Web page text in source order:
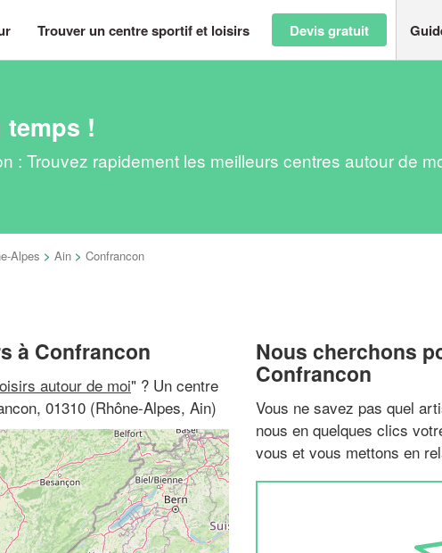
Trouver un centre sportif et loisirs Devis gratuit
!
: Trouvez rapidement les meilleurs centres autour de
Alpes > Ain > Confrancon
à Confrancon
autour de moi" ? Un centre
01310 (Rhône-Alpes, Ain)
Nous cherchons
Confrancon
Vous ne savez pas quel
nous en quelques clics
vous et vous mettons en